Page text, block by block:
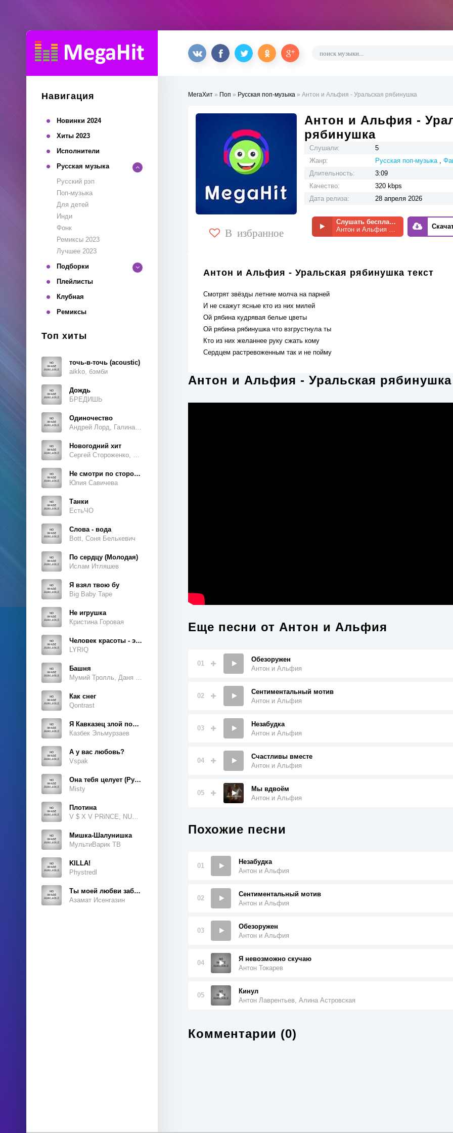
Навигация
Новинки 2024
Хиты 2023
Исполнители
Русская музыка
Русский рэп
Поп-музыка
Для детей
Инди
Фонк
Ремиксы 2023
Лучшее 2023
Подборки
Плейлисты
Клубная
Ремиксы
Топ хиты
точь-в-точь (acoustic)
aikko, бэмби
Дождь
БРЕДИШЬ
Одиночество
Новогодний хит
Не смотри по сторонам
Юлия Савичева
Танки
ЕстьЧО
Слова - вода
Bott, Соня Белькевич
По сердцу (Молодая)
Ислам Итляшев
Я взял твою бу
Big Baby Tape
Не игрушка
Кристина Горовая
Человек красоты - это ты, это ты, это ты
LYRIQ
Башня
Как снег
Qontrast
Я Кавказец злой породы
Казбек Эльмурзаев
А у вас любовь?
Vspak
Она тебя целует (Руки Вверх Cover)
Misty
Плотина
Мишка-Шалунишка
МультиВарик ТВ
KILLA!
Phystredl
Ты моей любви забытая тайна
Азамат Исенгазин
МегаХит » Поп » Русская поп-музыка » Антон и Альфия - Уральская рябинушка
В избранное
Антон и Альфия -
рябинушка
Слушали:
5
Жанр:
Русская поп-музыка,
Длительность:
3:09
Качество:
320 kbps
Дата релиза:
28 апреля 2026
Слушать бесплатно
Антон и Альфия - Уральская рябинушка
Антон и Альфия - Уральская рябинушка текст
Смотрят звёзды летние молча на парней
И не скажут ясные кто из них милей
Ой рябина кудрявая белые цветы
Ой рябина рябинушка что взгрустнула ты
Кто из них желаннее руку сжать кому
Сердцем растревоженным так и не пойму
Антон и Альфия - Уральская
Еще песни от Антон и Альфия
01
Обезоружен
Антон и Альфия
02
Сентиментальный мотив
Антон и Альфия
03
Незабудка
Антон и Альфия
04
Счастливы вместе
Антон и Альфия
05
Мы вдвоём
Антон и Альфия
Похожие песни
01
Незабудка
Антон и Альфия
02
Сентиментальный мотив
Антон и Альфия
03
Обезоружен
Антон и Альфия
04
Я невозможно скучаю
Антон Токарев
05
Кинул
Антон Лаврентьев, Алина Астровская
Комментарии (0)